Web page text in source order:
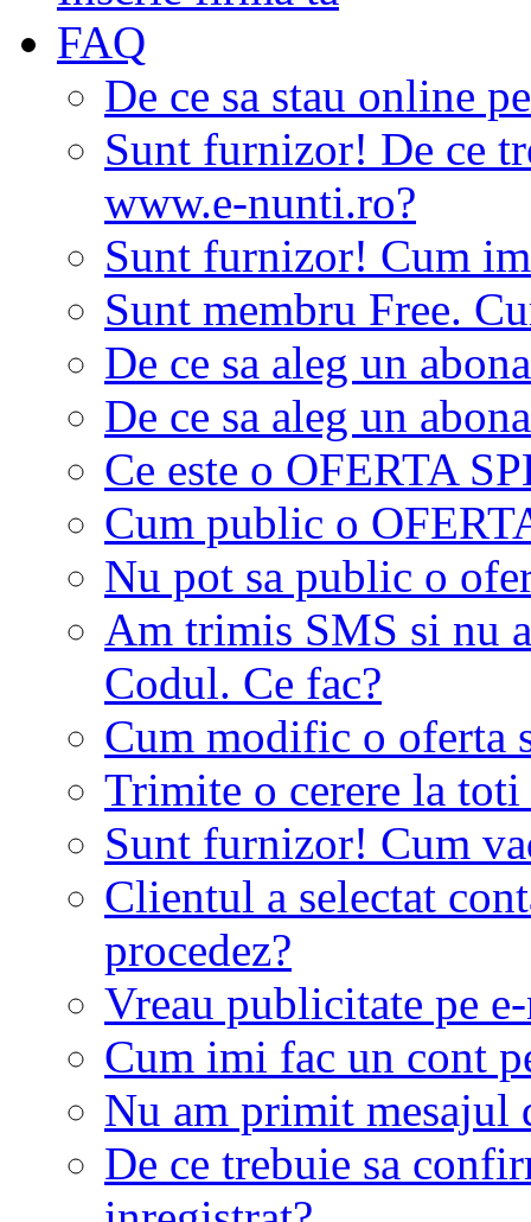
FAQ
De ce sa stau online
Sunt furnizor! De ce
www.e-nunti.ro?
Sunt furnizor! Cum
Sunt membru Free.
De ce sa aleg un
De ce sa aleg un
Ce este o OFERTA
Cum public o
Nu pot sa public o
Am trimis SMS si nu
Codul. Ce fac?
Cum modific o oferta
Trimite o cerere la
Sunt furnizor! Cum
Clientul a selectat
procedez?
Vreau publicitate pe
Cum imi fac un cont
Nu am primit mesajul
De ce trebuie sa